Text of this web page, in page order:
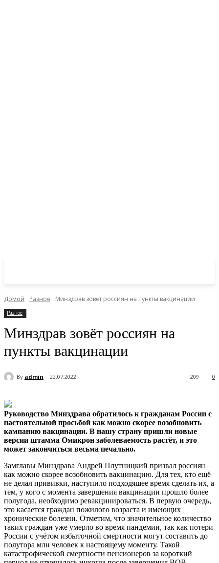
Домой Разное Минздрав зовёт россиян на пункты вакцинации
Разное
Минздрав зовёт россиян на
пункты вакцинации
By admin 22.07.2022 0
209
Руководство Минздрава обратилось к гражданам России с
настоятельной просьбой как можно скорее возобновить
кампанию вакцинации. В нашу страну пришли новые
версии штамма Омикрон заболеваемость растёт, и это
может закончиться весьма печально.
Замглавы Минздрава Андрей Плутницкий призвал россиян
как можно скорее возобновить вакцинацию. Для тех, кто ещё
не делал прививки, наступило подходящее время сделать их, а
тем, у кого с момента завершения вакцинации прошло более
полугода, необходимо ревакцинироваться. В первую очередь,
это касается граждан пожилого возраста и имеющих
хронические болезни. Отметим, что значительное количество
таких граждан уже умерло во время пандемии, так как потери
России с учётом избыточной смертности могут составить до
полутора млн человек к настоящему моменту. Такой
катастрофической смертности пенсионеров за короткий